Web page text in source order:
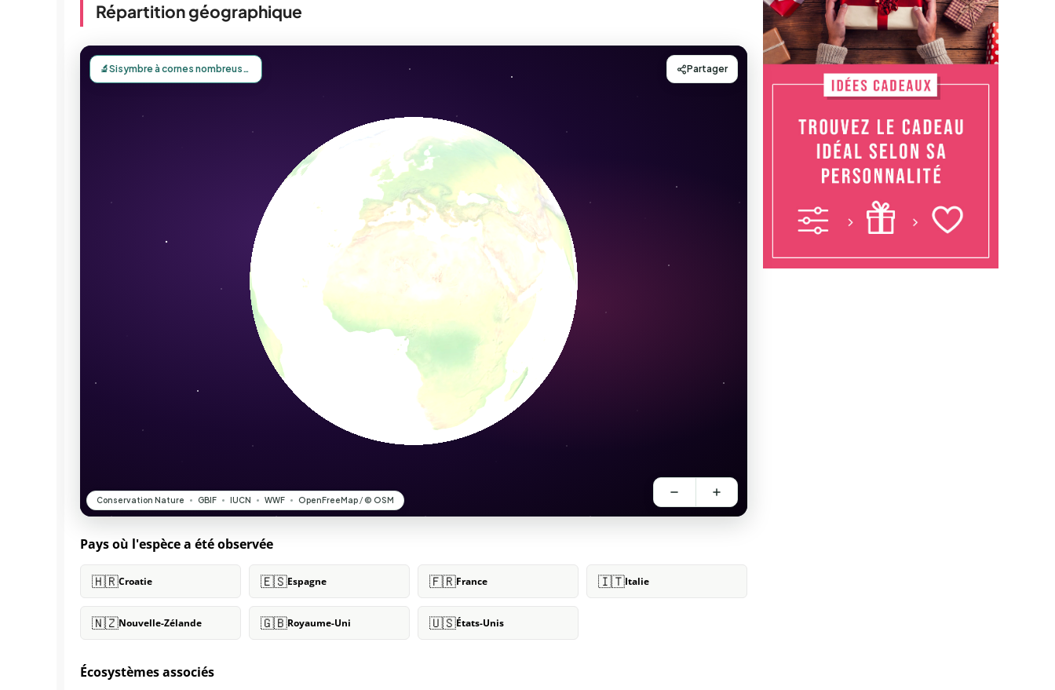
Répartition géographique
Pays où l'espèce a été observée
🇭🇷Croatie 🇪🇸Espagne 🇫🇷France 🇮🇹Italie
🇳🇿Nouvelle-Zélande 🇬🇧Royaume-Uni 🇺🇸États-Unis
Écosystèmes associés